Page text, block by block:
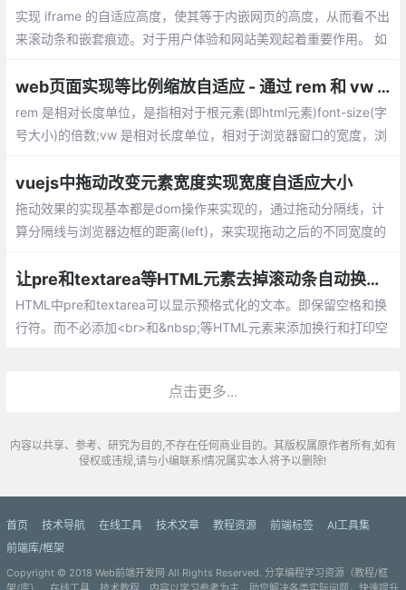
放页面
实现 iframe 的自适应高度，使其等于内嵌网页的高度，从而看不出
来滚动条和嵌套痕迹。对于用户体验和网站美观起着重要作用。 如
度，同样可以实现上面的需求。
web页面实现等比例缩放自适应 - 通过 rem 和 vw 实现
rem 是相对长度单位，是指相对于根元素(即html元素)font-size(字
号大小)的倍数;vw 是相对长度单位，相对于浏览器窗口的宽度，浏
面等比例缩放自适应
vuejs中拖动改变元素宽度实现宽度自适应大小
拖动效果的实现基本都是dom操作来实现的，通过拖动分隔线，计
算分隔线与浏览器边框的距离(left)，来实现拖动之后的不同宽度的
让pre和textarea等HTML元素去掉滚动条自动换行自适应文本内容高度
HTML中pre和textarea可以显示预格式化的文本。即保留空格和换
行符。而不必添加<br>和&nbsp;等HTML元素来添加换行和打印空
点击更多...
内容以共享、参考、研究为目的,不存在任何商业目的。其版权属原作者所有,如有
侵权或违规,请与小编联系!情况属实本人将予以删除!
首页 技术导航 在线工具 技术文章 教程资源 前端标签
AI工具集
前端库/框架